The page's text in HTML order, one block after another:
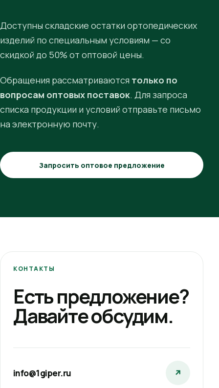
Доступны складские остатки ортопедических
изделий по специальным условиям — со
скидкой до 50% от оптовой цены.
Обращения рассматриваются только по
вопросам оптовых поставок. Для запроса
списка продукции и условий отправьте письмо
на электронную почту.
Запросить оптовое предложение
КОНТАКТЫ
Есть предложение?
Давайте обсудим.
info@1giper.ru ↗